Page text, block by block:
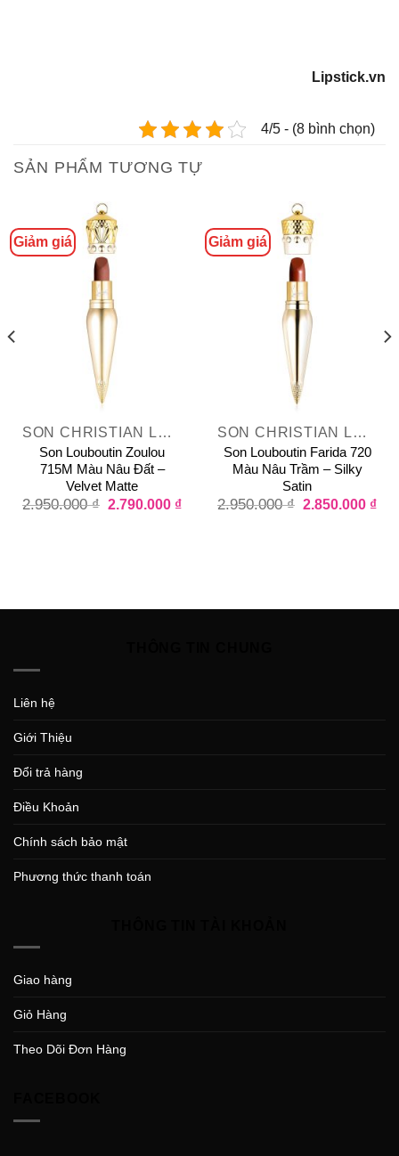
Lipstick.vn
4/5 - (8 bình chọn)
SẢN PHẨM TƯƠNG TỰ
Giảm giá
SON CHRISTIAN LOUBOUTIN VELVET MATTE
Son Louboutin Zoulou
715M Màu Nâu Đất –
Velvet Matte
2.950.000₫ 2.790.000 ₫
Giảm giá
SON CHRISTIAN LOUBOUTIN SILKY SATIN
Son Louboutin Farida 720
Màu Nâu Trầm – Silky
Satin
2.950.000₫ 2.850.000 ₫
Liên hệ
Giới Thiệu
Đổi trả hàng
Điều Khoản
Chính sách bảo mật
Phương thức thanh toán
Giao hàng
Giỏ Hàng
Theo Dõi Đơn Hàng